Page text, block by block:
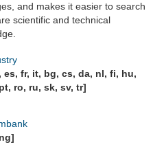
and makes it easier to search
scientific and technical
es, fr, it, bg, cs, da, nl, fi, hu,
ro, ru, sk, sv, tr]